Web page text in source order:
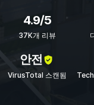
4.9/5
37K개 리뷰
안전
VirusTotal 스캔됨